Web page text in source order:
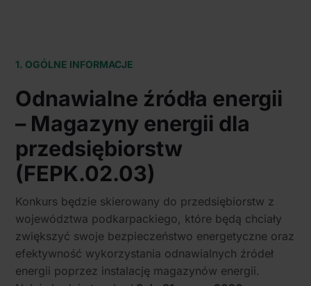
1. OGÓLNE INFORMACJE
Odnawialne źródła energii
– Magazyny energii dla
przedsiębiorstw
(FEPK.02.03)
Konkurs będzie skierowany do przedsiębiorstw z
województwa podkarpackiego, które będą chciały
zwiększyć swoje bezpieczeństwo energetyczne oraz
efektywność wykorzystania odnawialnych źródeł
energii poprzez instalację magazynów energii.